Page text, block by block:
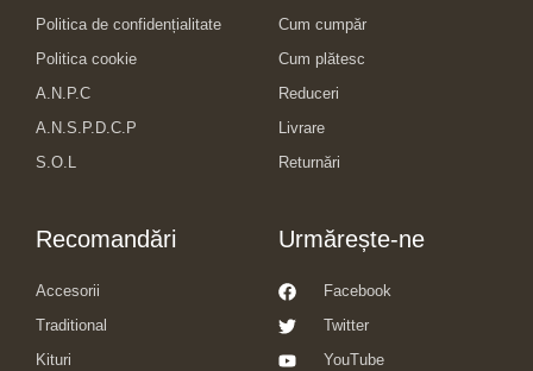
Politica de confidențialitate
Politica cookie
A.N.P.C
A.N.S.P.D.C.P
S.O.L
Cum cumpăr
Cum plătesc
Reduceri
Livrare
Returnări
Recomandări
Accesorii
Traditional
Kituri
Urmărește-ne
Facebook
Twitter
YouTube